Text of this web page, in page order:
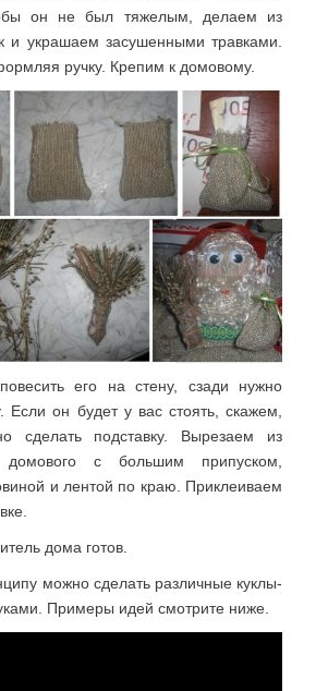
он не был тяжелым, делаем из
и украшаем засушенными травками.
ручку. Крепим к домовому.
его на стену, сзади нужно
Если он будет у вас стоять, скажем,
сделать подставку. Вырезаем из
домового с большим припуском,
и лентой по краю. Приклеиваем
дома готов.
можно сделать различные куклы-
Примеры идей смотрите ниже.